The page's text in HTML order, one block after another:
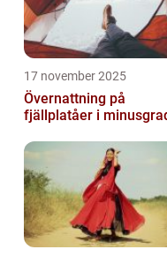
17 november 2025
Övernattning på
fjällplatåer i